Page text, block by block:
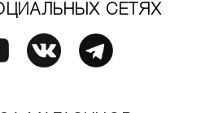
СЕТЯХ